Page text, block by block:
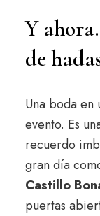
Y
de
Una boda en
evento. Es
recuerdo
gran día
Castillo
puertas